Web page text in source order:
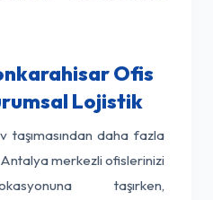
Ofis
Lojistik
taşımasından daha fazla
merkezli ofislerinizi
taşırken,